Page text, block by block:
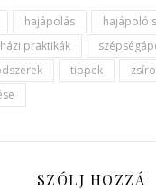
hajápolás
hajápoló
házi praktikák
tippek
SZÓLJ HOZZÁ